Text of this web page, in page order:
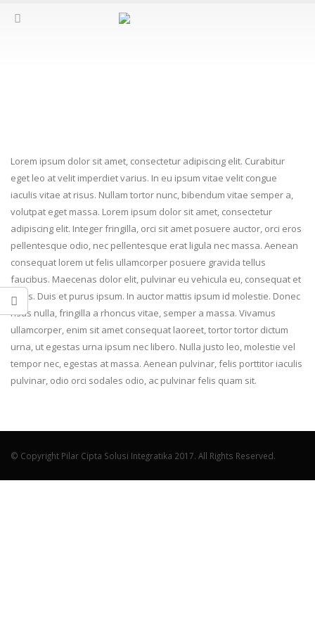
Lorem ipsum dolor sit amet, consectetur adipiscing elit. Curabitur
eget leo at velit imperdiet varius. In eu ipsum vitae velit congue
iaculis vitae at risus. Nullam tortor nunc, bibendum vitae semper a,
volutpat eget massa. Lorem ipsum dolor sit amet, consectetur
adipiscing elit. Integer fringilla, orci sit amet posuere auctor, orci eros
pellentesque odio, nec pellentesque erat ligula nec massa. Aenean
consequat lorem ut felis ullamcorper posuere gravida tellus
faucibus. Maecenas dolor elit, pulvinar eu vehicula eu, consequat et
lacus. Duis et purus ipsum. In auctor mattis ipsum id molestie. Donec
risus nulla, fringilla a rhoncus vitae, semper a massa. Vivamus
ullamcorper, enim sit amet consequat laoreet, tortor tortor dictum
urna, ut egestas urna ipsum nec libero. Nulla justo leo, molestie vel
tempor nec, egestas at massa. Aenean pulvinar, felis porttitor iaculis
pulvinar, odio orci sodales odio, ac pulvinar felis quam sit.
© Copyright Pilar Cipta Solusi Integratika 2017. All Rights Reserved.